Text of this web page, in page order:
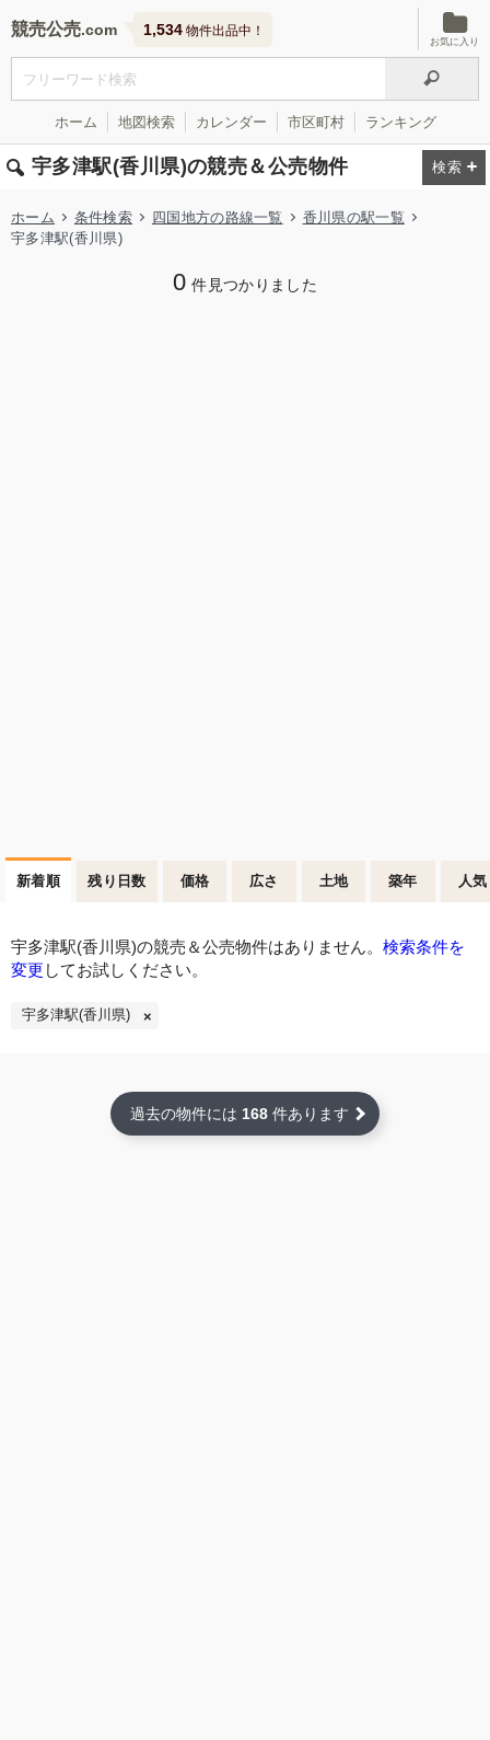
競売公売 1,534 物件出品中！
お気に入り
ホーム 地図検索 カレンダー 市区町村 ランキング
宇多津駅(香川県)の競売＆公売物件
ホーム 条件検索 四国地方の路線一覧
香川県の駅一覧
宇多津駅(香川県)
0 件見つかりました
新着順 残り日数 価格 広さ 土地 築年 人気
宇多津駅(香川県)の競売＆公売物件はありません。 検索条件を
変更 してお試しください。
宇多津駅(香川県)
過去の物件には 168 件あります